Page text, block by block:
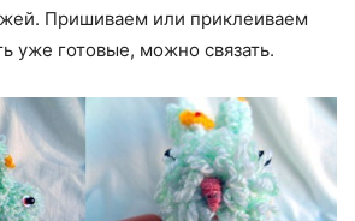
Пришиваем или приклеиваем
уже готовые, можно связать.